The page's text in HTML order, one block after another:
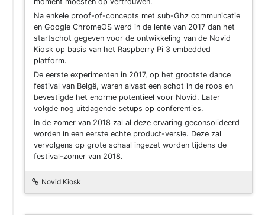
Na enkele proof-of-concepts met sub-Ghz communicatie
en Google ChromeOS werd in de lente van 2017 dan het
startschot gegeven voor de ontwikkeling van de Novid
Kiosk op basis van het Raspberry Pi 3 embedded
platform.
De eerste experimenten in 2017, op het grootste dance
festival van Belgë, waren alvast een schot in de roos en
bevestigde het enorme potentieel voor Novid. Later
volgde nog uitdagende setups op conferenties.
In de zomer van 2018 zal al deze ervaring geconsolideerd
worden in een eerste echte product-versie. Deze zal
vervolgens op grote schaal ingezet worden tijdens de
festival-zomer van 2018.
Novid Kiosk